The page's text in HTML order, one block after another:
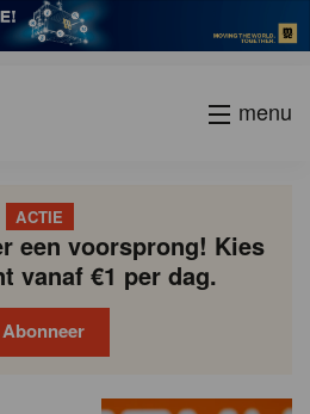
menu
ACTIE
een voorsprong! Kies
vanaf €1 per dag.
Abonneer